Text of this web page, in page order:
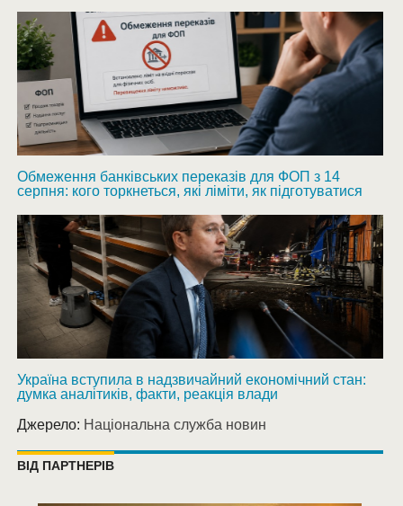
Обмеження банківських переказів для ФОП з 14
серпня: кого торкнеться, які ліміти, як підготуватися
Україна вступила в надзвичайний економічний стан:
думка аналітиків, факти, реакція влади
Джерело: Національна служба новин
ВІД ПАРТНЕРІВ